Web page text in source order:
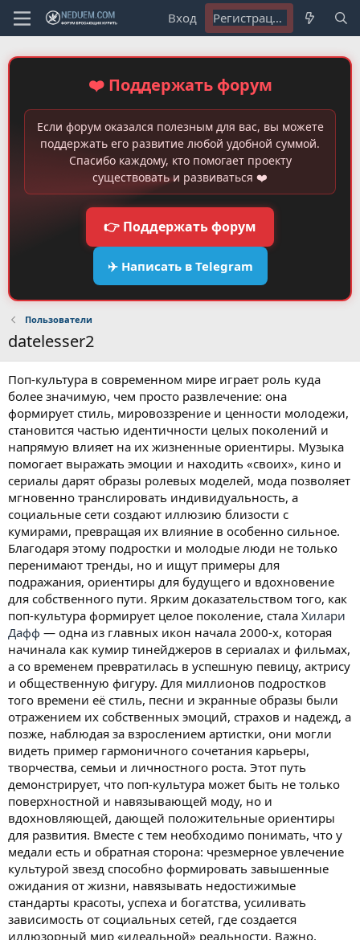
Вход Регистрация
❤️ Поддержать форум
Если форум оказался полезным для вас, вы можете
поддержать его развитие любой удобной суммой.
Спасибо каждому, кто помогает проекту
существовать и развиваться ❤️
👉 Поддержать форум
✈️ Написать в Telegram
Пользователи
datelesser2
Поп-культура в современном мире играет роль куда
более значимую, чем просто развлечение: она
формирует стиль, мировоззрение и ценности молодежи,
становится частью идентичности целых поколений и
напрямую влияет на их жизненные ориентиры. Музыка
помогает выражать эмоции и находить «своих», кино и
сериалы дарят образы ролевых моделей, мода позволяет
мгновенно транслировать индивидуальность, а
социальные сети создают иллюзию близости с
кумирами, превращая их влияние в особенно сильное.
Благодаря этому подростки и молодые люди не только
перенимают тренды, но и ищут примеры для
подражания, ориентиры для будущего и вдохновение
для собственного пути. Ярким доказательством того, как
поп-культура формирует целое поколение, стала Хилари
Дафф — одна из главных икон начала 2000-х, которая
начинала как кумир тинейджеров в сериалах и фильмах,
а со временем превратилась в успешную певицу, актрису
и общественную фигуру. Для миллионов подростков
того времени её стиль, песни и экранные образы были
отражением их собственных эмоций, страхов и надежд, а
позже, наблюдая за взрослением артистки, они могли
видеть пример гармоничного сочетания карьеры,
творчества, семьи и личностного роста. Этот путь
демонстрирует, что поп-культура может быть не только
поверхностной и навязывающей моду, но и
вдохновляющей, дающей положительные ориентиры
для развития. Вместе с тем необходимо понимать, что у
медали есть и обратная сторона: чрезмерное увлечение
культурой звезд способно формировать завышенные
ожидания от жизни, навязывать недостижимые
стандарты красоты, успеха и богатства, усиливать
зависимость от социальных сетей, где создается
иллюзорный мир «идеальной» реальности. Важно,